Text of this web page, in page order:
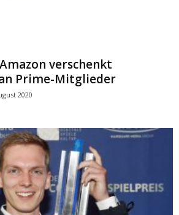
verschenkt
Prime-Mitglieder
2020